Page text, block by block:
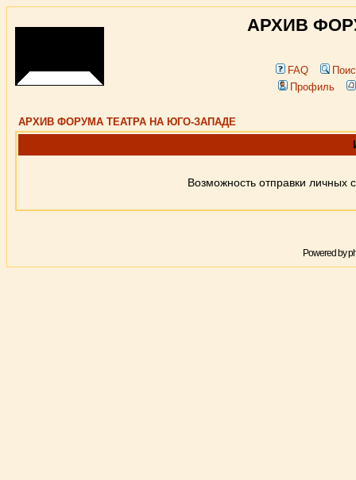
АРХИВ
FAQ
Профиль
АРХИВ ФОРУМА ТЕАТРА НА ЮГО-ЗАПАДЕ
Возможность отправки
Powered by